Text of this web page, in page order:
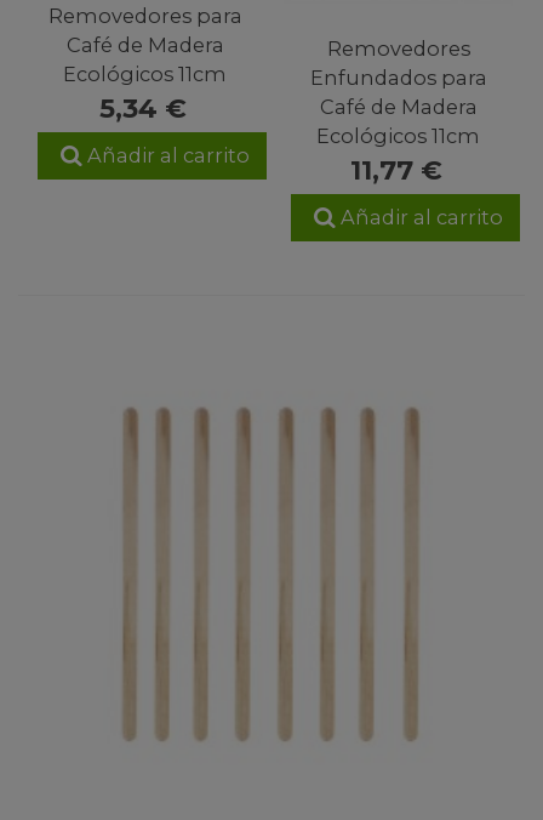
Removedores para
Café de Madera
Ecológicos 11cm
5,34 €
Añadir al carrito
Removedores
Enfundados para
Café de Madera
Ecológicos 11cm
11,77 €
Añadir al carrito